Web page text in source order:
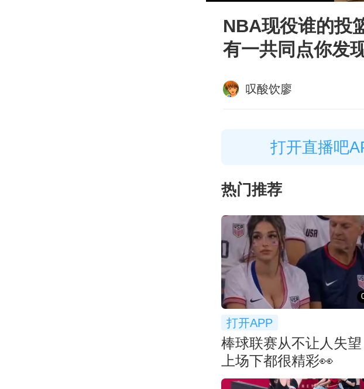
NBA现役谁的投
有一共同点你发
叹酸饮廖
打开直播吧
热门推荐
打开APP
棒球联赛从不让人失
上场下都很精彩👀